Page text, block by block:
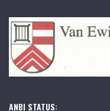
ANBI STATUS: